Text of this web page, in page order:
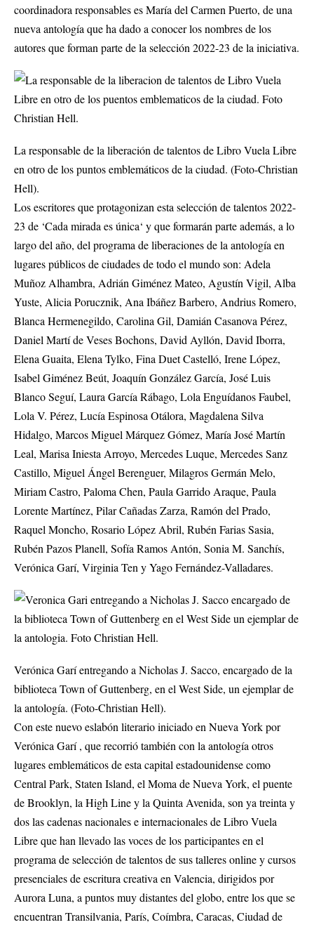
coordinadora responsables es María del Carmen Puerto, de una
nueva antología que ha dado a conocer los nombres de los
autores que forman parte de la selección 2022-23 de la iniciativa.
La responsable de la liberación de talentos de Libro Vuela Libre
en otro de los puntos emblemáticos de la ciudad. (Foto-Christian
Hell).
Los escritores que protagonizan esta selección de talentos 2022-
23 de ‘Cada mirada es única‘ y que formarán parte además, a lo
largo del año, del programa de liberaciones de la antología en
lugares públicos de ciudades de todo el mundo son: Adela
Muñoz Alhambra, Adrián Giménez Mateo, Agustín Vigil, Alba
Yuste, Alicia Porucznik, Ana Ibáñez Barbero, Andrius Romero,
Blanca Hermenegildo, Carolina Gil, Damián Casanova Pérez,
Daniel Martí de Veses Bochons, David Ayllón, David Iborra,
Elena Guaita, Elena Tylko, Fina Duet Castelló, Irene López,
Isabel Giménez Beút, Joaquín González García, José Luis
Blanco Seguí, Laura García Rábago, Lola Enguídanos Faubel,
Lola V. Pérez, Lucía Espinosa Otálora, Magdalena Silva
Hidalgo, Marcos Miguel Márquez Gómez, María José Martín
Leal, Marisa Iniesta Arroyo, Mercedes Luque, Mercedes Sanz
Castillo, Miguel Ángel Berenguer, Milagros Germán Melo,
Miriam Castro, Paloma Chen, Paula Garrido Araque, Paula
Lorente Martínez, Pilar Cañadas Zarza, Ramón del Prado,
Raquel Moncho, Rosario López Abril, Rubén Farias Sasia,
Rubén Pazos Planell, Sofía Ramos Antón, Sonia M. Sanchís,
Verónica Garí, Virginia Ten y Yago Fernández-Valladares.
Verónica Garí entregando a Nicholas J. Sacco, encargado de la
biblioteca Town of Guttenberg, en el West Side, un ejemplar de
la antología. (Foto-Christian Hell).
Con este nuevo eslabón literario iniciado en Nueva York por
Verónica Garí , que recorrió también con la antología otros
lugares emblemáticos de esta capital estadounidense como
Central Park, Staten Island, el Moma de Nueva York, el puente
de Brooklyn, la High Line y la Quinta Avenida, son ya treinta y
dos las cadenas nacionales e internacionales de Libro Vuela
Libre que han llevado las voces de los participantes en el
programa de selección de talentos de sus talleres online y cursos
presenciales de escritura creativa en Valencia, dirigidos por
Aurora Luna, a puntos muy distantes del globo, entre los que se
encuentran Transilvania, París, Coímbra, Caracas, Ciudad de